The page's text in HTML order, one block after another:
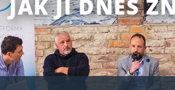
JAK JI DNES